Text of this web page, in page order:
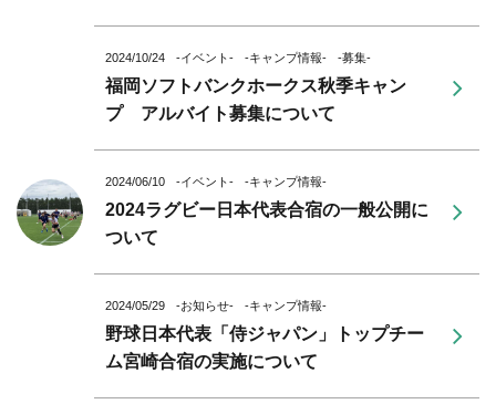
2024/10/24 -イベント- -キャンプ情報- -募集-
福岡ソフトバンクホークス秋季キャン
プ アルバイト募集について
2024/06/10 -イベント- -キャンプ情報-
2024ラグビー日本代表合宿の一般公開に
ついて
2024/05/29 -お知らせ- -キャンプ情報-
野球日本代表「侍ジャパン」トップチー
ム宮崎合宿の実施について